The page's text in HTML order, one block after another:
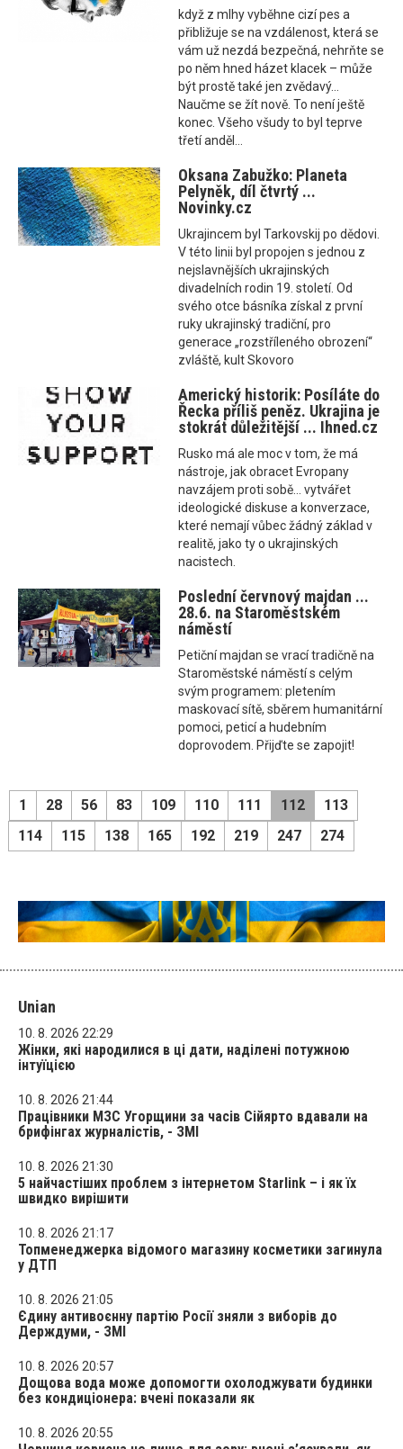
když z mlhy vyběhne cizí pes a
přibližuje se na vzdálenost, která se
vám už nezdá bezpečná, nehrňte se
po něm hned házet klacek – může
být prostě také jen zvědavý…
Naučme se žít nově. To není ještě
konec. Všeho všudy to byl teprve
třetí anděl…
Oksana Zabužko: Planeta
Pelyněk, díl čtvrtý ...
Novinky.cz
Ukrajincem byl Tarkovskij po dědovi.
V této linii byl propojen s jednou z
nejslavnějších ukrajinských
divadelních rodin 19. století. Od
svého otce básníka získal z první
ruky ukrajinský tradiční, pro
generace „rozstříleného obrození“
zvláště, kult Skovoro
Americký historik: Posíláte do
Řecka příliš peněz. Ukrajina je
stokrát důležitější ... Ihned.cz
Rusko má ale moc v tom, že má
nástroje, jak obracet Evropany
navzájem proti sobě... vytvářet
ideologické diskuse a konverzace,
které nemají vůbec žádný základ v
realitě, jako ty o ukrajinských
nacistech.
Poslední červnový majdan ...
28.6. na Staroměstském
náměstí
Petiční majdan se vrací tradičně na
Staroměstské náměstí s celým
svým programem: pletením
maskovací sítě, sběrem humanitární
pomoci, peticí a hudebním
doprovodem. Přijďte se zapojit!
1 28 56 83 109 110 111 112
113
114
115 138 165 192 219 247 274
Unian
10. 8. 2026 22:29
Жінки, які народилися в ці дати, наділені потужною
інтуїцією
10. 8. 2026 21:44
Працівники МЗС Угорщини за часів Сійярто вдавали на
брифінгах журналістів, - ЗМІ
10. 8. 2026 21:30
5 найчастіших проблем з інтернетом Starlink – і як їх
швидко вирішити
10. 8. 2026 21:17
Топменеджерка відомого магазину косметики загинула
у ДТП
10. 8. 2026 21:05
Єдину антивоєнну партію Росії зняли з виборів до
Держдуми, - ЗМІ
10. 8. 2026 20:57
Дощова вода може допомогти охолоджувати будинки
без кондиціонера: вчені показали як
10. 8. 2026 20:55